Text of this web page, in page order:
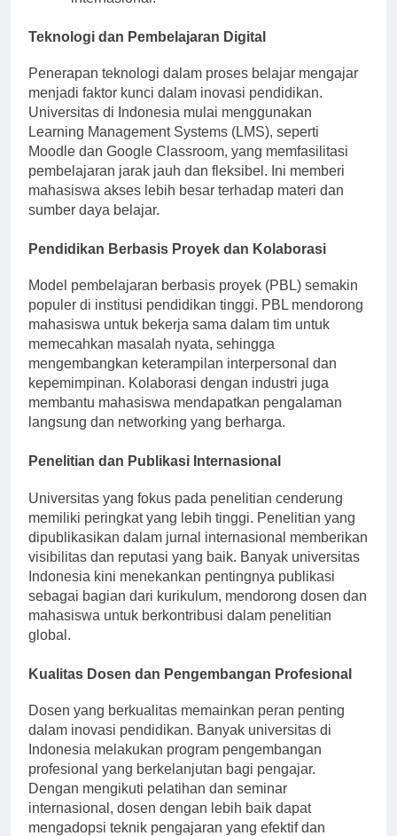
Teknologi dan Pembelajaran Digital
Penerapan teknologi dalam proses belajar mengajar
menjadi faktor kunci dalam inovasi pendidikan.
Universitas di Indonesia mulai menggunakan
Learning Management Systems (LMS), seperti
Moodle dan Google Classroom, yang memfasilitasi
pembelajaran jarak jauh dan fleksibel. Ini memberi
mahasiswa akses lebih besar terhadap materi dan
sumber daya belajar.
Pendidikan Berbasis Proyek dan Kolaborasi
Model pembelajaran berbasis proyek (PBL) semakin
populer di institusi pendidikan tinggi. PBL mendorong
mahasiswa untuk bekerja sama dalam tim untuk
memecahkan masalah nyata, sehingga
mengembangkan keterampilan interpersonal dan
kepemimpinan. Kolaborasi dengan industri juga
membantu mahasiswa mendapatkan pengalaman
langsung dan networking yang berharga.
Penelitian dan Publikasi Internasional
Universitas yang fokus pada penelitian cenderung
memiliki peringkat yang lebih tinggi. Penelitian yang
dipublikasikan dalam jurnal internasional memberikan
visibilitas dan reputasi yang baik. Banyak universitas
Indonesia kini menekankan pentingnya publikasi
sebagai bagian dari kurikulum, mendorong dosen dan
mahasiswa untuk berkontribusi dalam penelitian
global.
Kualitas Dosen dan Pengembangan Profesional
Dosen yang berkualitas memainkan peran penting
dalam inovasi pendidikan. Banyak universitas di
Indonesia melakukan program pengembangan
profesional yang berkelanjutan bagi pengajar.
Dengan mengikuti pelatihan dan seminar
internasional, dosen dengan lebih baik dapat
mengadopsi teknik pengajaran yang efektif dan